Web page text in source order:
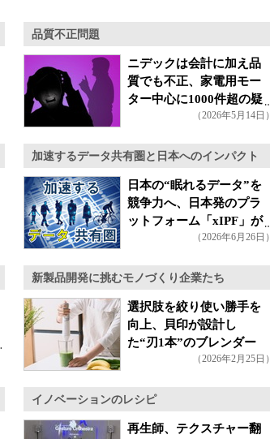
品質不正問題
ニデックは会計に加え品
質でも不正、家電用モー
ター中心に1000件超の疑
（2026年5月14日）
加速するデータ共有圏と日本へのインパクト
日本の“眠れるデータ”を
競争力へ、日本発のプラ
ットフォーム「xIPF」が
（2026年6月26日）
新製品開発に挑むモノづくり企業たち
選択肢を絞り使い勝手を
向上、貝印が設計し
た“刃1本”のブレンダー
（2026年2月25日）
イノベーションのレシピ
再生師、テクスチャー翻